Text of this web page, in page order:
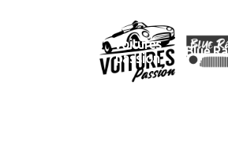
Voitures
passion
Blue